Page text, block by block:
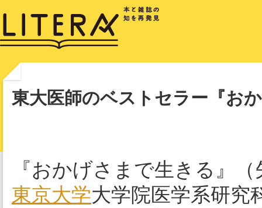
東大医師のベストセラー『お
『おかげさまで生きる』
東京大学大学院医学系研究